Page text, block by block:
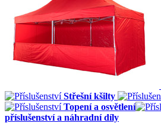
Střešní kšilty
Topení a osvětlení
příslušenství a náhradní díly